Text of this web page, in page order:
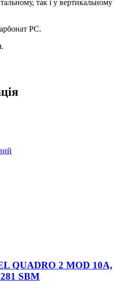
так і у вертикальному
PC.
QUADRO 2 MOD 10A,
SBM